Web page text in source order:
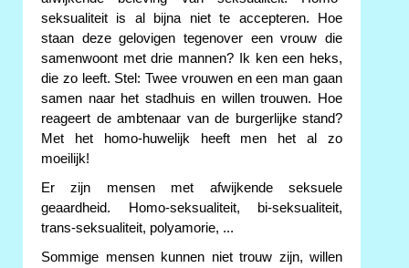
seksualiteit is al bijna niet te accepteren. Hoe
staan deze gelovigen tegenover een vrouw die
samenwoont met drie mannen? Ik ken een heks,
die zo leeft. Stel: Twee vrouwen en een man gaan
samen naar het stadhuis en willen trouwen. Hoe
reageert de ambtenaar van de burgerlijke stand?
Met het homo-huwelijk heeft men het al zo
moeilijk!
Er zijn mensen met afwijkende seksuele
geaardheid. Homo-seksualiteit, bi-seksualiteit,
trans-seksualiteit, polyamorie, ...
Sommige mensen kunnen niet trouw zijn, willen